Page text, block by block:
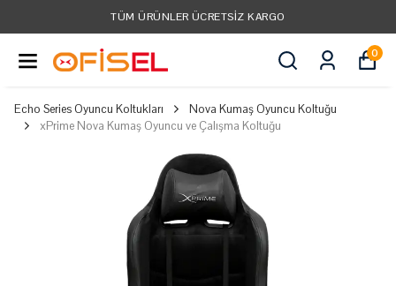
TÜM ÜRÜNLER ÜCRETSIZ KARGO
0
Echo Series Oyuncu Koltukları
Nova Kumaş Oyuncu Koltuğu
xPrime Nova Kumaş Oyuncu ve Çalışma Koltuğu